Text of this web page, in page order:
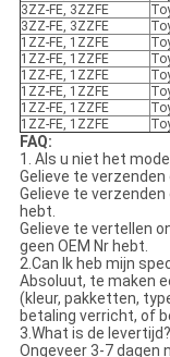
3ZZ-FE, 3ZZFE
3ZZ-FE, 3ZZFE
1ZZ-FE, 1ZZFE
1ZZ-FE, 1ZZFE
1ZZ-FE, 1ZZFE
1ZZ-FE, 1ZZFE
1ZZ-FE, 1ZZFE
1ZZ-FE, 1ZZFE
FAQ:
1. Als u niet het
Gelieve te verzenden
Gelieve te
hebt.
Gelieve te vertellen
geen OEM Nr hebt.
2.Can Ik heb mijn
Absoluut, te maken
(kleur, pakketten,
betaling verricht, of
3.What is de levertijd?
Ongeveer 3-7 dagen